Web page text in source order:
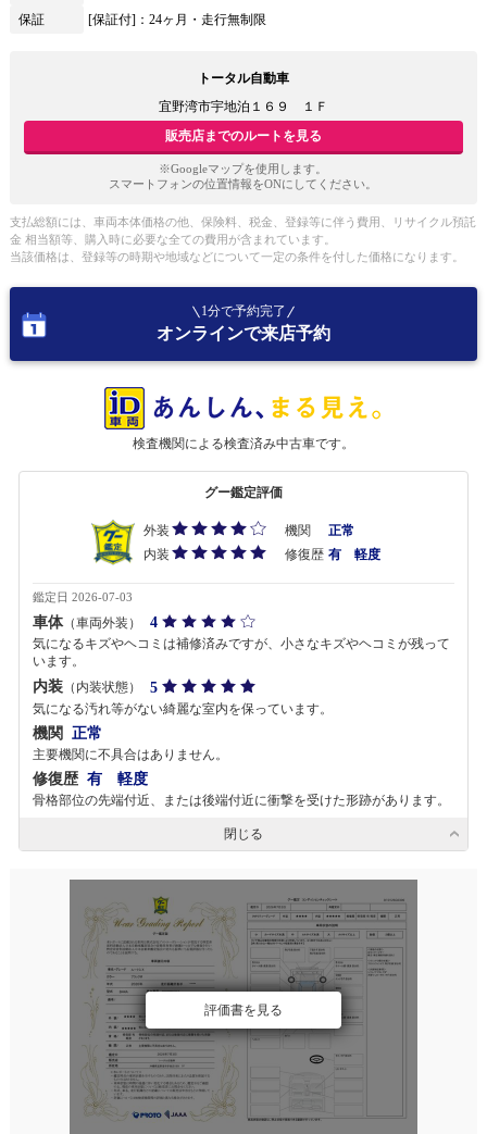
保証
[保証付]：24ヶ月・走行無制限
トータル自動車
宜野湾市宇地泊１６９ １Ｆ
販売店までのルートを見る
※Googleマップを使用します。
スマートフォンの位置情報をONにしてください。
支払総額には、車両本体価格の他、保険料、税金、登録等に伴う費用、リサイクル預託
金 相当額等、購入時に必要な全ての費用が含まれています。
当該価格は、登録等の時期や地域などについて一定の条件を付した価格になります。
1分で予約完了
オンラインで来店予約
検査機関による検査済み中古車です。
グー鑑定評価
外装 機関
正常
内装
修復歴 有 軽度
鑑定日 2026-07-03
車体（車両外装） 4
気になるキズやヘコミは補修済みですが、小さなキズやヘコミが残って
います。
内装 （内装状態） 5
気になる汚れ等がない綺麗な室内を保っています。
機関 正常
主要機関に不具合はありません。
修復歴 有 軽度
骨格部位の先端付近、または後端付近に衝撃を受けた形跡があります。
閉じる
評価書を見る